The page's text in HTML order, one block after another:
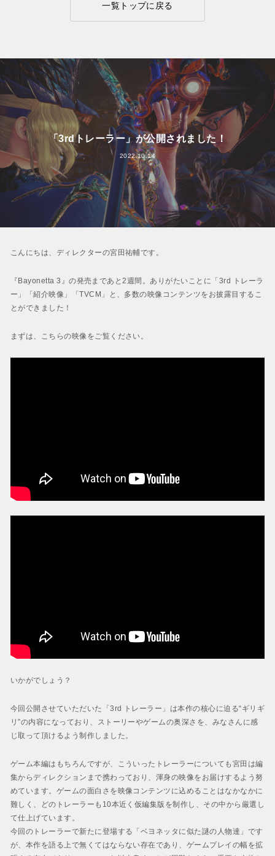
一覧トップに戻る
「3rdトレーラー」が公開されました！
2022.10.14
こんにちは、ディレクターの宮田祐輔です。
『Bayonetta 3』の発売まであと2週間。ありがたいことに「3rd トレーラ
ー」「紹介映像」「TVCM」と、多数の映像コンテンツをお披露目するこ
とができました！
まずは、こちらの映像をご覧ください。
いかがでしょう？
今回公開させていただいた「3rd トレーラー」は本作の核心に迫る“ギリギ
リ”の内容になっており、ストーリーやゲームの奥深さを、みなさんに感
じ取って頂けるよう制作しました。
ゲーム本編はもちろんですが、こういったトレーラーについても宮田は編
集からディレクションまで携わっており、渾身の映像をお届けするよう努
めています。ゲームの面白さを映像コンテンツに込めることはなかなかに
難しく、どのトレーラーも10本近く仮編集版を制作し、その中から厳選し
て仕上げています。
今回のトレーラーで新たに登場する「ベヨネッタに似た謎の人物達」です
が、本作を語る上で無くてはならない存在であり、ゲームプレイの幅を拡